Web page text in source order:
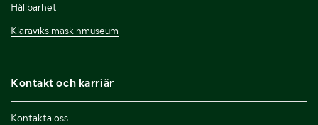
Hållbarhet
Klaraviks maskinmuseum
Kontakt och karriär
Kontakta oss